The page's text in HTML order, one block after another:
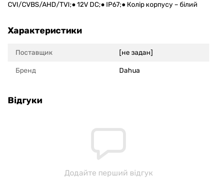
CVI/CVBS/AHD/TVI;● 12V DC;● IP67;● Колір корпусу – білий
Характеристики
Поставщик [не задан]
Бренд Dahua
Відгуки
Додайте перший відгук